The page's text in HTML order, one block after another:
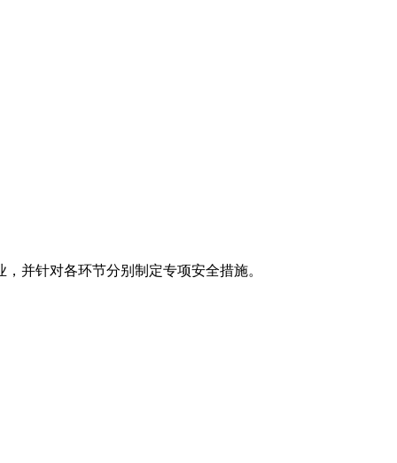
并针对各环节分别制定专项安全措施。